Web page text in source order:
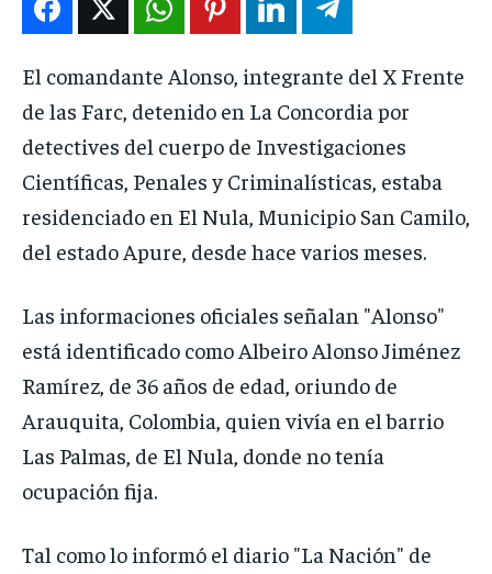
DEPORTES
EN VIVO
NOSOTROS
INSTITUCIONAL
PUATE CON NOSOTROS
DEPORTES
EN VIVO
NOSOTROS
INSTITUCIONAL
PUATE CON NOSOTROS
DEPORTES
EN VIVO
NOSOTROS
INSTITUCIONAL
PUATE CON NOSOTROS
DEPORTES
EN VIVO
NOSOTROS
INSTITUCIONAL
PUATE CON NOSOTROS
El comandante Alonso, integrante del X Frente
de las Farc, detenido en La Concordia por
detectives del cuerpo de Investigaciones
Científicas, Penales y Criminalísticas, estaba
residenciado en El Nula, Municipio San Camilo,
del estado Apure, desde hace varios meses.
Las informaciones oficiales señalan "Alonso"
está identificado como Albeiro Alonso Jiménez
Ramírez, de 36 años de edad, oriundo de
Arauquita, Colombia, quien vivía en el barrio
Las Palmas, de El Nula, donde no tenía
ocupación fija.
Tal como lo informó el diario "La Nación" de